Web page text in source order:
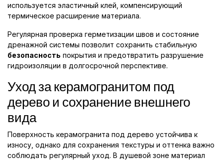
используется эластичный клей, компенсирующий
термическое расширение материала.
Регулярная проверка герметизации швов и состояние
дренажной системы позволит сохранить стабильную
безопасность покрытия и предотвратить разрушение
гидроизоляции в долгосрочной перспективе.
Уход за керамогранитом под
дерево и сохранение внешнего
вида
Поверхность керамогранита под дерево устойчива к
износу, однако для сохранения текстуры и оттенка важно
соблюдать регулярный уход. В душевой зоне материал